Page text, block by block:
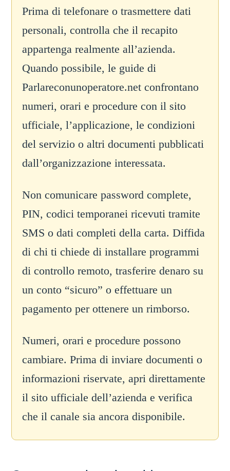
Prima di telefonare o trasmettere dati
personali, controlla che il recapito
appartenga realmente all’azienda.
Quando possibile, le guide di
Parlareconunoperatore.net confrontano
numeri, orari e procedure con il sito
ufficiale, l’applicazione, le condizioni
del servizio o altri documenti pubblicati
dall’organizzazione interessata.
Non comunicare password complete,
PIN, codici temporanei ricevuti tramite
SMS o dati completi della carta. Diffida
di chi ti chiede di installare programmi
di controllo remoto, trasferire denaro su
un conto “sicuro” o effettuare un
pagamento per ottenere un rimborso.
Numeri, orari e procedure possono
cambiare. Prima di inviare documenti o
informazioni riservate, apri direttamente
il sito ufficiale dell’azienda e verifica
che il canale sia ancora disponibile.